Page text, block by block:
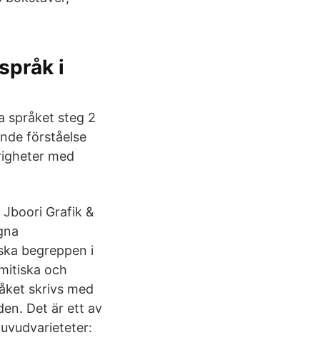
i
språket steg 2
förståelse
med
Jboori Grafik &
begreppen i
och
skrivs med
Det är ett av